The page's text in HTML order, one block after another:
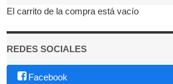
El carrito de la compra está vacío
REDES SOCIALES
Facebook